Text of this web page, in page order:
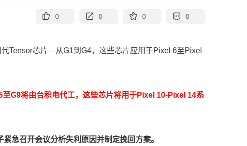
0 0 0 0
Tensor芯片—从G1到G4，这些芯片应用于Pixel 6至Pixel
G9将由台积电代工，这些芯片将用于Pixel 10-Pixel 14系
紧急召开会议分析失利原因并制定挽回方案。